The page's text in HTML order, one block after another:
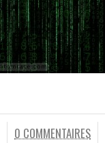
0 COMMENTAIRES
/